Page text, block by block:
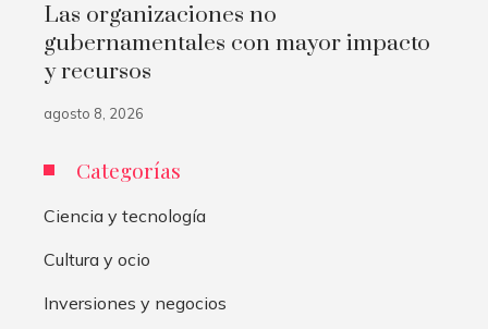
Las organizaciones no
gubernamentales con mayor impacto
y recursos
agosto 8, 2026
Categorías
Ciencia y tecnología
Cultura y ocio
Inversiones y negocios